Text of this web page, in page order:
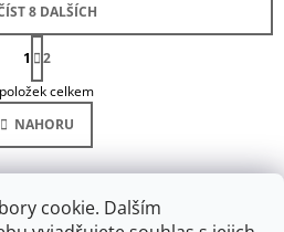
cookie. Dalším
O
V
L
Á
D
A
C
Í
8 DALŠÍCH
S
T
R
Á
N
K
O
Á
Í
1
2
celkem
NAHORU